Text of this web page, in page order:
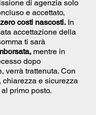
di agenzia solo
e accettato,
zero costi nascosti. In
accettazione della
ti sarà
mentre in
dopo
verrà trattenuta. Con
chiarezza e sicurezza
primo posto.